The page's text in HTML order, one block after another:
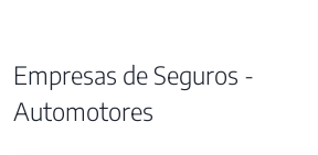
Empresas de Seguros -
Automotores